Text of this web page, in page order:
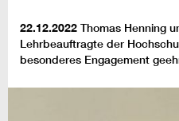
22.12.2022 Thomas Henning
Lehrbeauftragte der
besonderes Engagement